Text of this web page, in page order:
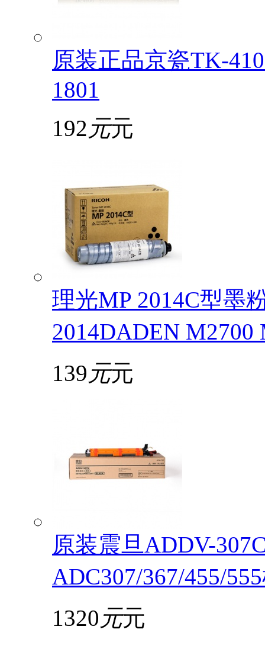
原装正品京瓷TK-
1801
192 元元
理光MP 2014C型墨
2014DADEN
139 元元
原装震旦ADDV-
ADC307/367/455/
1320 元元